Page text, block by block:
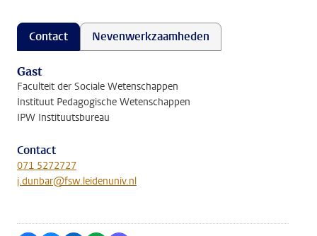
Contact Nevenwerkzaamheden
Gast
Faculteit der Sociale Wetenschappen
Instituut Pedagogische Wetenschappen
IPW Instituutsbureau
Contact
071 5272727
j.dunbar@fsw.leidenuniv.nl